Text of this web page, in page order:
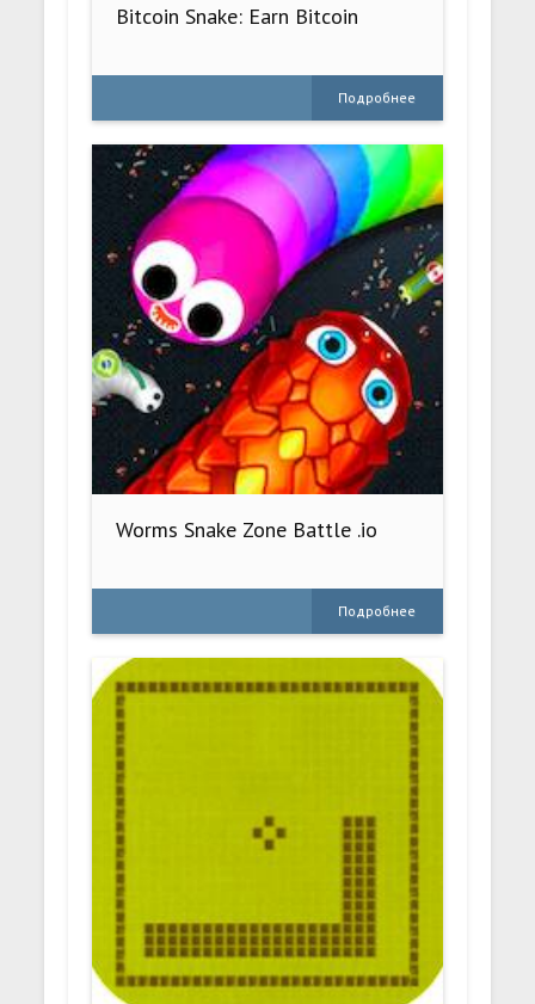
Bitcoin Snake: Earn Bitcoin
Подробнее
Worms Snake Zone Battle .io
Подробнее